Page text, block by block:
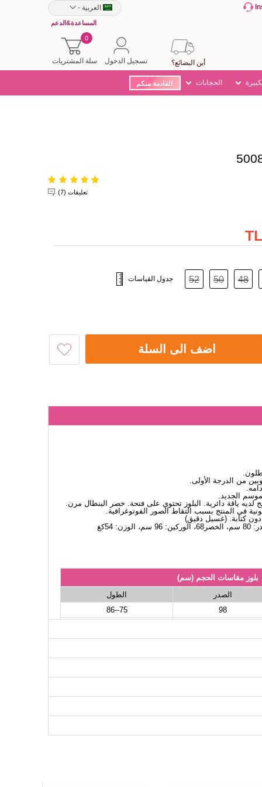
العربية -
المساعدة&الدعم
سلة المشتريات
0
تسجيل الدخول أين البضائع؟
الحجابات القادمة منكم
تعليقات (7)
48
50
52 جدول القياسات
اضف الى السلة
من الدرجة الأولى.
الجديد.
ياقة دائرية. البلوز تحتوي على فتحة. خصر البنطال مرن.
في المنتج بسبب التقاط الصور الفوتوغرافية.
بلوز مقاسات الحجم (سم)
الصدر
الطول
98
75--86
106
75--86
110
75--86
124
75--86